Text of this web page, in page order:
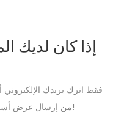
إذا كان لديك
فقط اترك بريدك
من إرسال عرض أسعار مجاني لنا لمجموعة واسعة من التصاميم!